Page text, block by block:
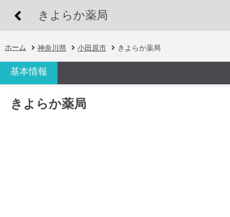
きよらか薬局
ホーム 神奈川県 小田原市 きよらか薬局
基本情報
きよらか薬局